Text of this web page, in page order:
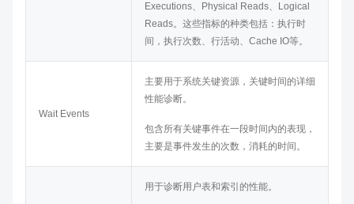
Executions、Physical Reads、Logical
Reads。这些指标的种类包括：执行时
间，执行次数、行活动、Cache IO等。
Wait Events
主要用于系统关键资源，关键时间的详细
性能诊断。
包含所有关键事件在一段时间内的表现，
主要是事件发生的次数，消耗的时间。
用于诊断用户表和索引的性能。